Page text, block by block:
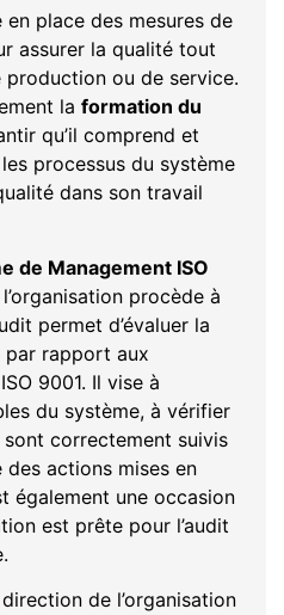
place des mesures de
assurer la qualité tout
ou de service.
la formation du
qu’il comprend et
processus du système
dans son travail
de Management ISO
procède à
permet d’évaluer la
rapport aux
9001. Il vise à
du système, à vérifier
correctement suivis
des actions mises en
également une occasion
est prête pour l’audit
de l’organisation